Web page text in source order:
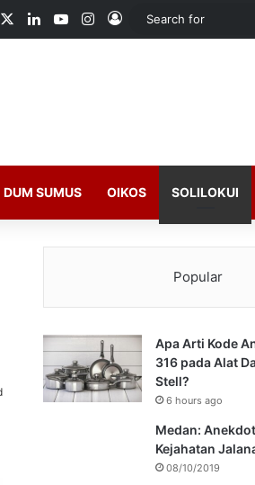
LinkedInYouTubeInstagram
Log In
DUM SUMUS OIKOS SOLILOKUI
Popular
Apa Arti Kode
316 pada Alat
Stell?
6 hours ago
Medan:
Kejahatan
08/10/2019